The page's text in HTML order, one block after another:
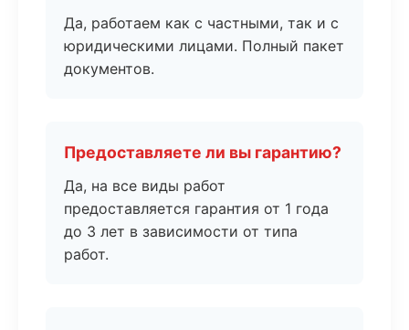
Да, работаем как с частными, так и с
юридическими лицами. Полный пакет
документов.
Предоставляете ли вы гарантию?
Да, на все виды работ
предоставляется гарантия от 1 года
до 3 лет в зависимости от типа
работ.